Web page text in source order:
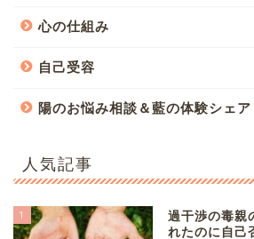
心の仕組み
自己受容
陽のお悩み相談＆藍の体験シェア
人気記事
1
過干渉の毒親
れたのに自己